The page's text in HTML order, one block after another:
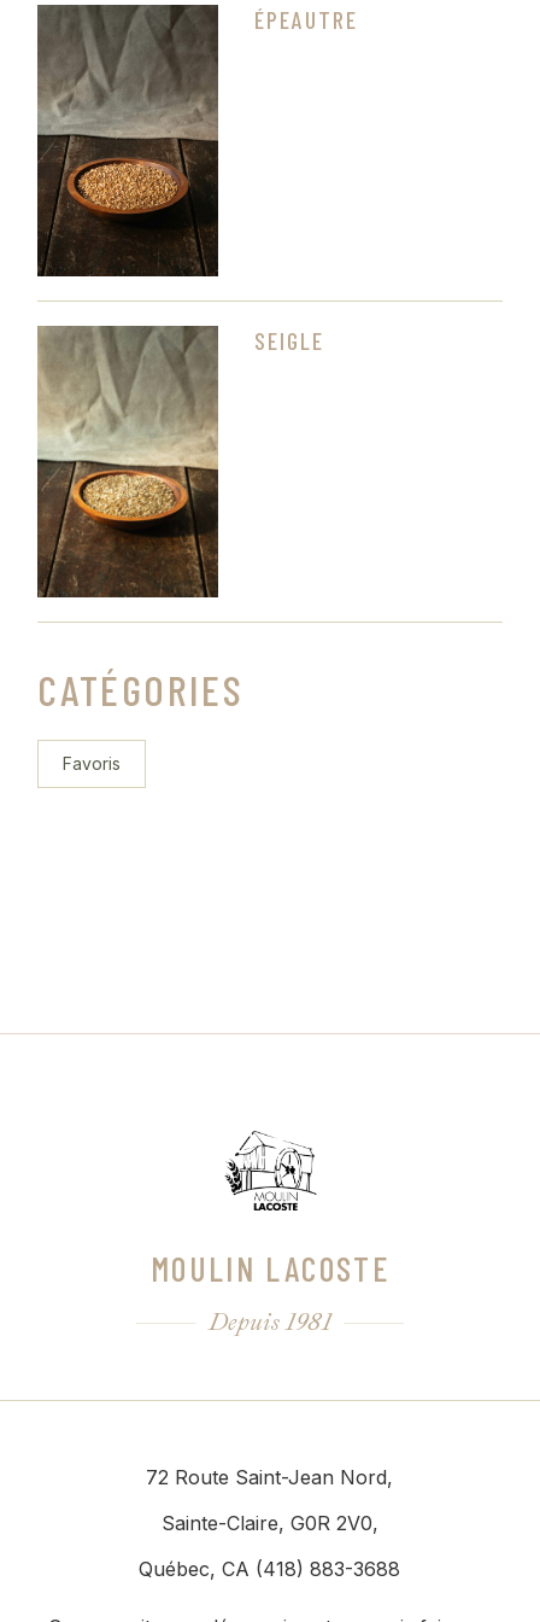
ÉPEAUTRE
SEIGLE
CATÉGORIES
Favoris
MOULIN LACOSTE
Depuis 1981
72 Route Saint-Jean Nord,
Sainte-Claire, G0R 2V0,
Québec, CA (418) 883-3688